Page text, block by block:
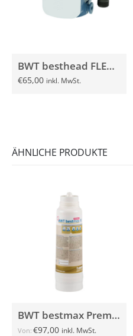
BWT besthead FLEX Filterkopf mit Connector
€65,00 inkl. MwSt.
ÄHNLICHE PRODUKTE
BWT bestmax Premium V
Von: €97,00 inkl. MwSt.